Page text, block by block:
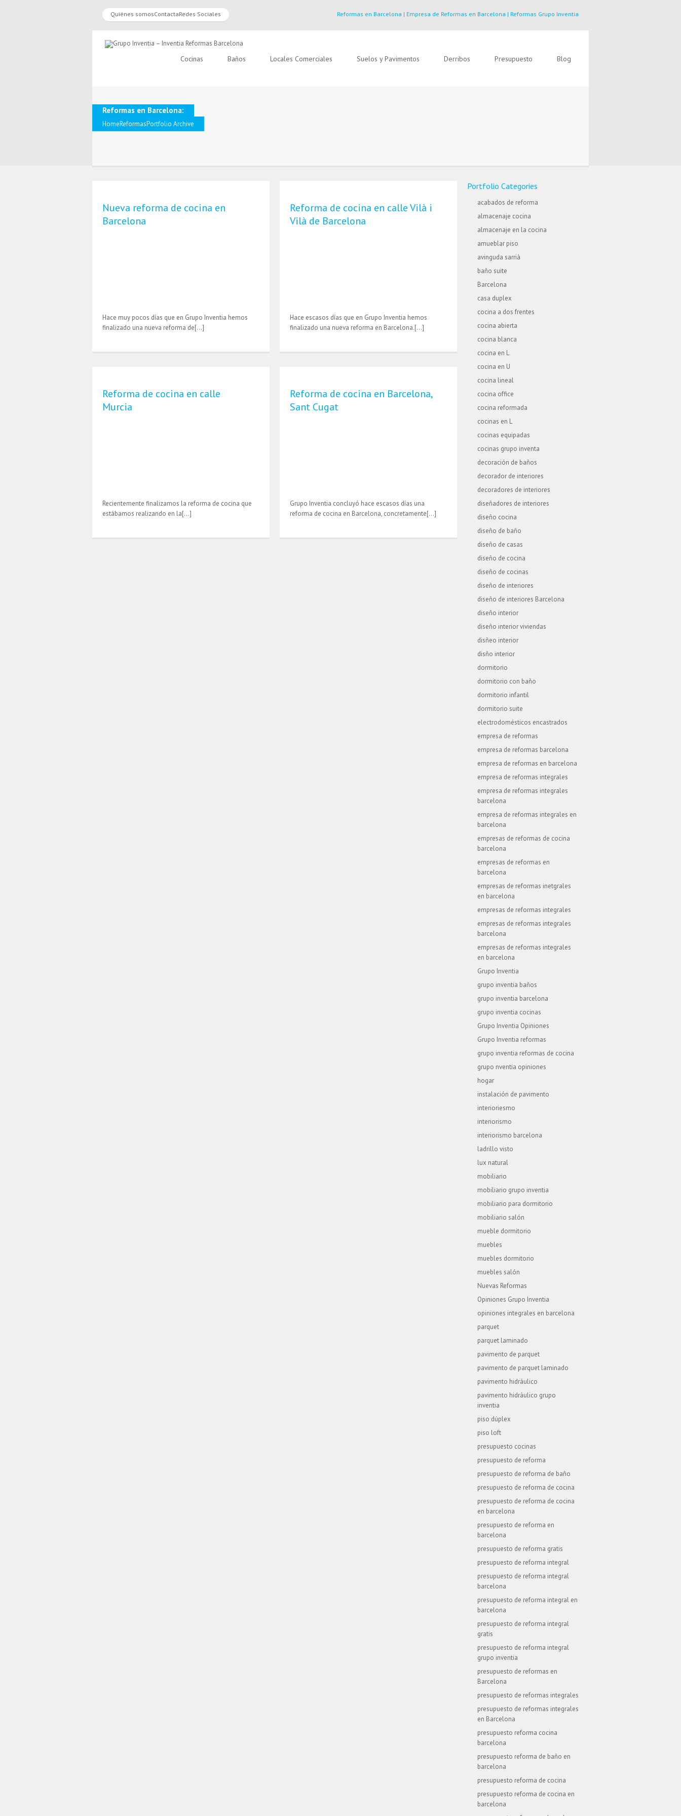
Quiénes somosContactaRedes Sociales Reformas en Barcelona | Empresa de Reformas en Barcelona | Reformas Grupo Inventia
Cocinas Baños Locales Comerciales Suelos y Pavimentos Derribos Presupuesto Blog
Reformas en Barcelona:
HomeReformasPortfolio Archive
Nueva reforma de cocina en
Barcelona
Hace muy pocos días que en Grupo Inventia hemos
finalizado una nueva reforma de[…]
Reforma de cocina en calle Vilà i
Vilà de Barcelona
Hace escasos días que en Grupo Inventia hemos
finalizado una nueva reforma en Barcelona.[…]
Reforma de cocina en calle
Murcia
Recientemente finalizamos la reforma de cocina que
estábamos realizando en la[…]
Reforma de cocina en Barcelona,
Sant Cugat
Grupo Inventia concluyó hace escasos días una
reforma de cocina en Barcelona, concretamente[…]
Portfolio Categories
acabados de reforma
almacenaje cocina
almacenaje en la cocina
amueblar piso
avinguda sarrià
baño suite
Barcelona
casa duplex
cocina a dos frentes
cocina abierta
cocina blanca
cocina en L
cocina en U
cocina lineal
cocina office
cocina reformada
cocinas en L
cocinas equipadas
cocinas grupo inventa
decoración de baños
decorador de interiores
decoradores de interiores
diseñadores de interiores
diseño cocina
diseño de baño
diseño de casas
diseño de cocina
diseño de cocinas
diseño de interiores
diseño de interiores Barcelona
diseño interior
diseño interior viviendas
disñeo interior
disño interior
dormitorio
dormitorio con baño
dormitorio infantil
dormitorio suite
electrodomésticos encastrados
empresa de reformas
empresa de reformas barcelona
empresa de reformas en barcelona
empresa de reformas integrales
empresa de reformas integrales
barcelona
empresa de reformas integrales en
barcelona
empresas de reformas de cocina
barcelona
empresas de reformas en
barcelona
empresas de reformas inetgrales
en barcelona
empresas de reformas integrales
empresas de reformas integrales
barcelona
empresas de reformas integrales
en barcelona
Grupo Inventia
grupo inventia baños
grupo inventia barcelona
grupo inventia cocinas
Grupo Inventia Opiniones
Grupo Inventia reformas
grupo inventia reformas de cocina
grupo nventia opiniones
hogar
instalación de pavimento
interioriesmo
interiorismo
interiorismo barcelona
ladrillo visto
lux natural
mobiliario
mobiliario grupo inventia
mobiliario para dormitorio
mobiliario salón
mueble dormitorio
muebles
muebles dormitorio
muebles salón
Nuevas Reformas
Opiniones Grupo Inventia
opiniones integrales en barcelona
parquet
parquet laminado
pavimento de parquet
pavimento de parquet laminado
pavimento hidráulico
pavimento hidráulico grupo
inventia
piso dúplex
piso loft
presupuesto cocinas
presupuesto de reforma
presupuesto de reforma de baño
presupuesto de reforma de cocina
presupuesto de reforma de cocina
en barcelona
presupuesto de reforma en
barcelona
presupuesto de reforma gratis
presupuesto de reforma integral
presupuesto de reforma integral
barcelona
presupuesto de reforma integral en
barcelona
presupuesto de reforma integral
gratis
presupuesto de reforma integral
grupo inventia
presupuesto de reformas en
Barcelona
presupuesto de reformas integrales
presupuesto de reformas integrales
en Barcelona
presupuesto reforma cocina
barcelona
presupuesto reforma de baño en
barcelona
presupuesto reforma de cocina
presupuesto reforma de cocina en
barcelona